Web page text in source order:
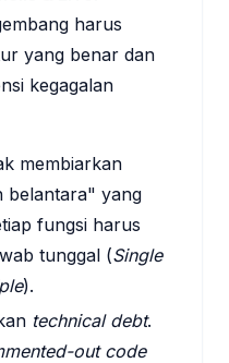
harus
yang benar dan
kegagalan
membiarkan
belantara" yang
fungsi harus
tunggal (Single
).
technical debt.
out code